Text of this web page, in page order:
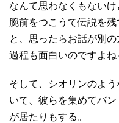
なんて思わなくもない
腕前をつこうて伝説を
と、思ったらお話が別
過程も面白いのですよね
そして、シオリンのよ
いて、彼らを集めてバ
が居たりもする。